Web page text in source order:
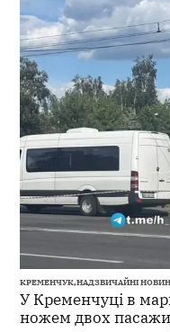
КРЕМЕНЧУК,НАДЗВИЧАЙНІ
У Кременчуці в
ножем двох